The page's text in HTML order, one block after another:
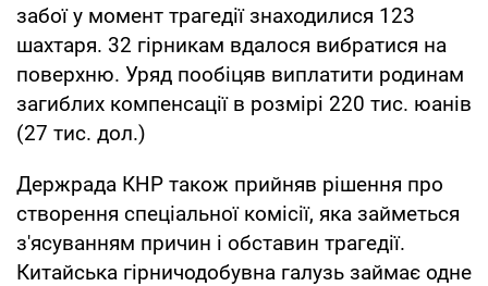
забої у момент трагедії знаходилися 123
шахтаря. 32 гірникам вдалося вибратися на
поверхню. Уряд пообіцяв виплатити родинам
загиблих компенсації в розмірі 220 тис. юанів
(27 тис. дол.)
Держрада КНР також прийняв рішення про
створення спеціальної комісії, яка займеться
з'ясуванням причин і обставин трагедії.
Китайська гірничодобувна галузь займає одне